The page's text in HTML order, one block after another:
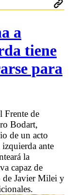
a
tiene
para
Frente de
Bodart,
de un acto
ante
la
capaz de
de Javier Milei y